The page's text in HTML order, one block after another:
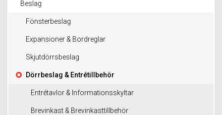
Beslag
Fönsterbeslag
Expansioner & Bordreglar
Skjutdörrsbeslag
Dörrbeslag & Entrétillbehör
Entrétavlor & Informationsskyltar
Brevinkast & Brevinkasttillbehör